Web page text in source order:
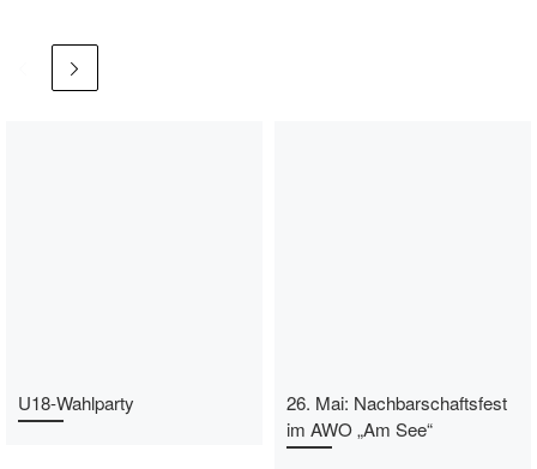
U18-Wahlparty
26. Mai: Nachbarschaftsfest
im AWO „Am See“